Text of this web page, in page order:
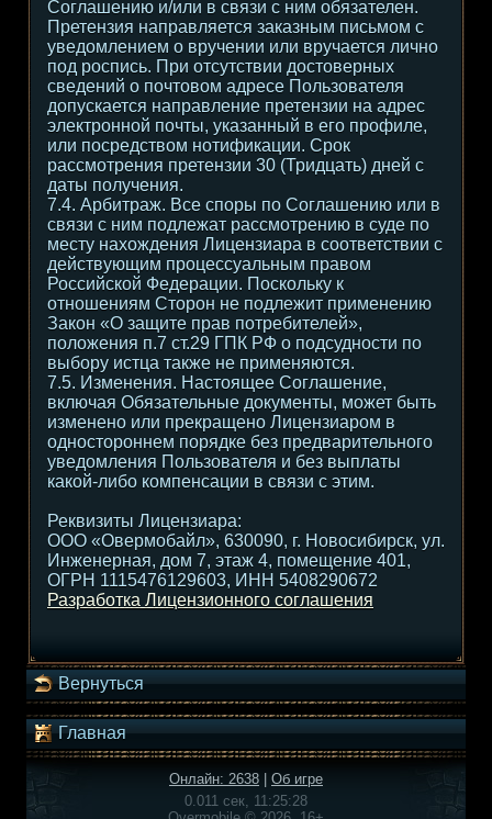
Соглашению и/или в связи с ним обязателен.
Претензия направляется заказным письмом с
уведомлением о вручении или вручается лично
под роспись. При отсутствии достоверных
сведений о почтовом адресе Пользователя
допускается направление претензии на адрес
электронной почты, указанный в его профиле,
или посредством нотификации. Срок
рассмотрения претензии 30 (Тридцать) дней с
даты получения.
7.4. Арбитраж. Все споры по Соглашению или в
связи с ним подлежат рассмотрению в суде по
месту нахождения Лицензиара в соответствии с
действующим процессуальным правом
Российской Федерации. Поскольку к
отношениям Сторон не подлежит применению
Закон «О защите прав потребителей»,
положения п.7 ст.29 ГПК РФ о подсудности по
выбору истца также не применяются.
7.5. Изменения. Настоящее Соглашение,
включая Обязательные документы, может быть
изменено или прекращено Лицензиаром в
одностороннем порядке без предварительного
уведомления Пользователя и без выплаты
какой-либо компенсации в связи с этим.
Реквизиты Лицензиара:
ООО «Овермобайл», 630090, г. Новосибирск, ул.
Инженерная, дом 7, этаж 4, помещение 401,
ОГРН 1115476129603, ИНН 5408290672
Разработка Лицензионного соглашения
Вернуться
Главная
Онлайн: 2638
Об игре
0.011 сек, 11:25:28